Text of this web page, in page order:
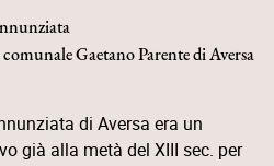
Gaetano Parente di Aversa
di Aversa era un
già alla metà del XIII sec. per